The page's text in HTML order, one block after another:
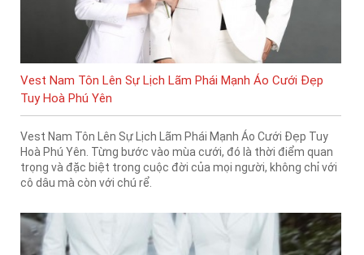
Vest Nam Tôn Lên Sự Lịch Lãm Phái Mạnh Áo Cưới Đẹp
Tuy Hoà Phú Yên
Vest Nam Tôn Lên Sự Lịch Lãm Phái Mạnh Áo Cưới Đẹp Tuy
Hoà Phú Yên. Từng bước vào mùa cưới, đó là thời điểm quan
trọng và đặc biệt trong cuộc đời của mọi người, không chỉ với
cô dâu mà còn với chú rể.